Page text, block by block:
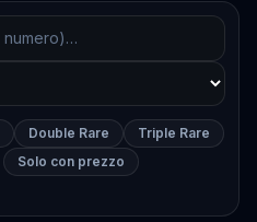
Double Rare
Triple Rare
Solo con prezzo